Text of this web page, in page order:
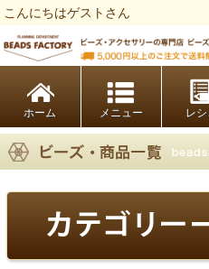
こんにちはゲストさん
ホーム レ